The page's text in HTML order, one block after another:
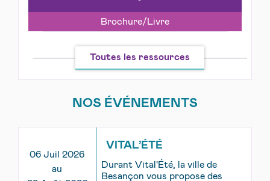
Brochure/Livre
Toutes les ressources
NOS ÉVÉNEMENTS
06 Juil 2026
au
VITAL’ÉTÉ
Durant Vital'Été, la ville de
Besançon vous propose des